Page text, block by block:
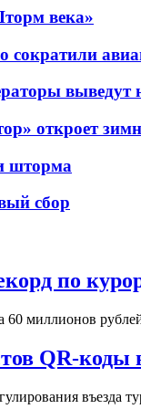
века»
сократили
выведут
откроет
шторма
сбор
по
60 миллионов
QR-коды
въезда